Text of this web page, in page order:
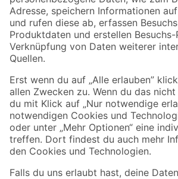
Zahlungsarten
Sicher einkaufen
Jetzt die toom-App herunterladen